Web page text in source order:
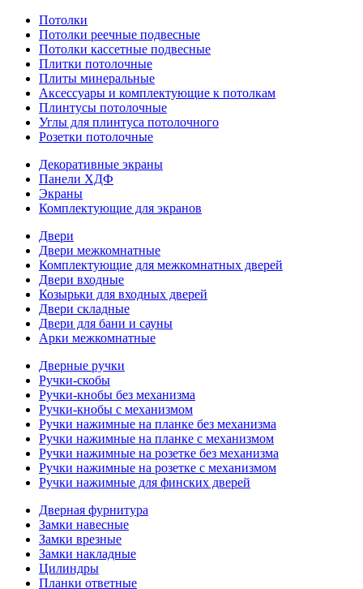
Потолки
Потолки реечные подвесные
Потолки кассетные подвесные
Плитки потолочные
Плиты минеральные
Аксессуары и комплектующие к потолкам
Плинтусы потолочные
Углы для плинтуса потолочного
Розетки потолочные
Декоративные экраны
Панели ХДФ
Экраны
Комплектующие для экранов
Двери
Двери межкомнатные
Комплектующие для межкомнатных дверей
Двери входные
Козырьки для входных дверей
Двери складные
Двери для бани и сауны
Арки межкомнатные
Дверные ручки
Ручки-скобы
Ручки-кнобы без механизма
Ручки-кнобы с механизмом
Ручки нажимные на планке без механизма
Ручки нажимные на планке с механизмом
Ручки нажимные на розетке без механизма
Ручки нажимные на розетке с механизмом
Ручки нажимные для финских дверей
Дверная фурнитура
Замки навесные
Замки врезные
Замки накладные
Цилиндры
Планки ответные